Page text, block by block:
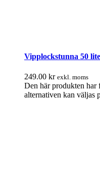
Vipplockstunna 50
249.00 kr exkl. moms
Den här produkten har
alternativen kan väljas